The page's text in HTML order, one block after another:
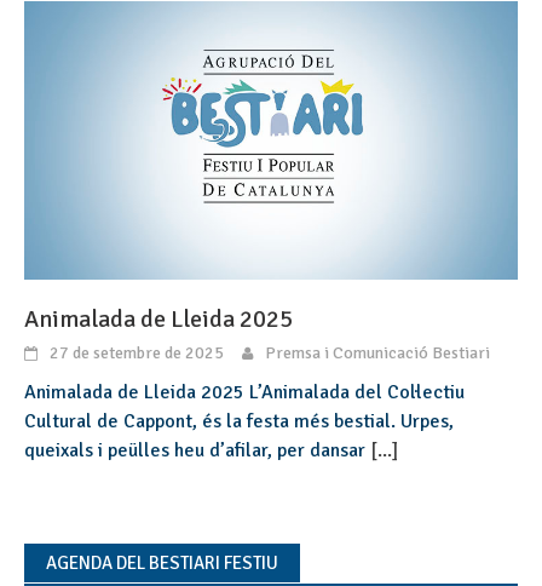
Animalada de Lleida 2025
27 de setembre de 2025 Premsa i Comunicació Bestiari
Animalada de Lleida 2025 L’Animalada del Col·lectiu
Cultural de Cappont, és la festa més bestial. Urpes,
queixals i peülles heu d’afilar, per dansar [...]
AGENDA DEL BESTIARI FESTIU